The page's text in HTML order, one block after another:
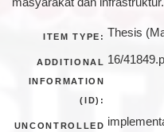
ITEM TYPE: Thesis
ADDITIONAL
INFORMATION
(ID):
16/
UNCONTROLLED